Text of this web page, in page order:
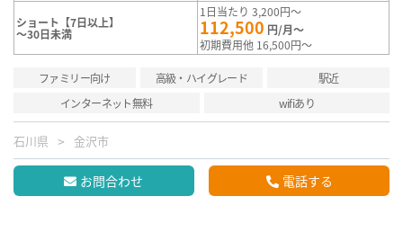
ショート【7日以上】
～30日未満
1日当たり 3,200円～
112,500 円/月～
初期費用他 16,500円～
ファミリー向け 高級・ハイグレード
駅近
インターネット無料
wifiあり
石川県 金沢市
お問合わせ 電話する